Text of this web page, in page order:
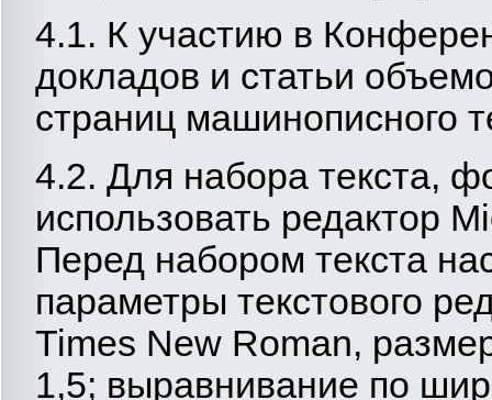
4.1. К участию в
докладов и статьи
страниц машинописного
4.2. Для набора текста,
использовать редактор
Перед набором текста
параметры текстового
Times New Roman,
1,5; выравнивание по